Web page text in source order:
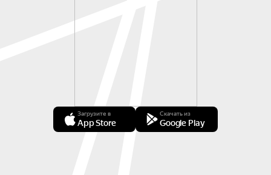
Загрузите в
App Store
Скачать из
Google Play